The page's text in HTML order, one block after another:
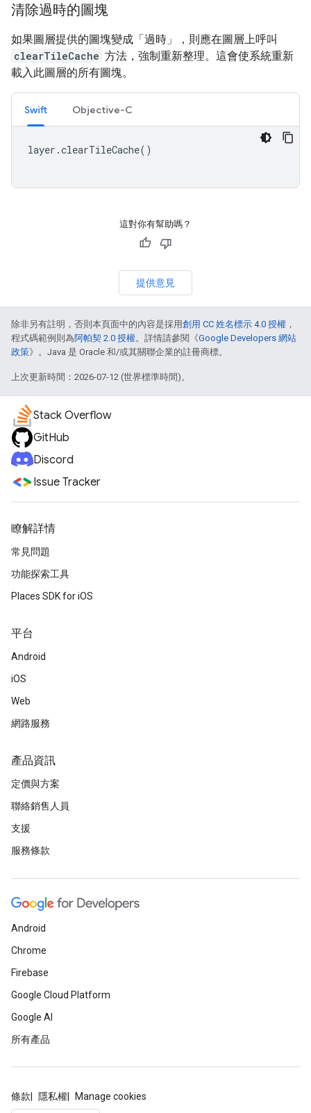
清除過時的圖塊
如果圖層提供的圖塊變成「過時」，則應在圖層上呼叫
clearTileCache 方法，強制重新整理。這會使系統重新
載入此圖層的所有圖塊。
Swift Objective-C
layer .clearTileCache()
這對你有幫助嗎？
提供意見
除非另有註明，否則本頁面中的內容是採用創用 CC 姓名標示 4.0 授權 ，
程式碼範例則為阿帕契 2.0 授權。詳情請參閱《Google Developers 網站
政策》。Java 是 Oracle 和/或其關聯企業的註冊商標。
上次更新時間：2026-07-12 (世界標準時間)。
Stack Overflow
GitHub
Discord
Issue Tracker
瞭解詳情
常見問題
功能探索工具
Places SDK for iOS
平台
Android
iOS
Web
網路服務
產品資訊
定價與方案
聯絡銷售人員
支援
服務條款
Android
Chrome
Firebase
Google Cloud Platform
Google AI
所有產品
條款 隱私權 Manage cookies